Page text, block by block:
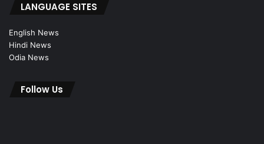
LANGUAGE SITES
English News
Hindi News
Odia News
Follow Us